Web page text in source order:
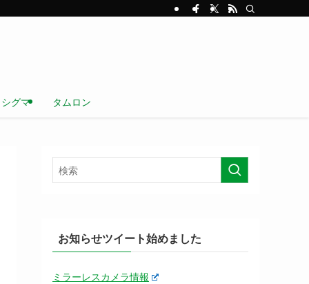
シグマ タムロン
お知らせツイート始めました
ミラーレスカメラ情報